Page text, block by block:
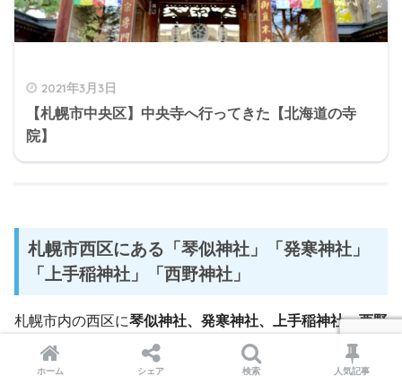
2021年3月3日
【札幌市中央区】中央寺へ行ってきた【北海道の寺
院】
札幌市西区にある「琴似神社」「発寒神社」
「上手稲神社」「西野神社」
札幌市内の西区に琴似神社、発寒神社、上手稲神社、西野
神社があります。
ホーム シェア 検索 人気記事